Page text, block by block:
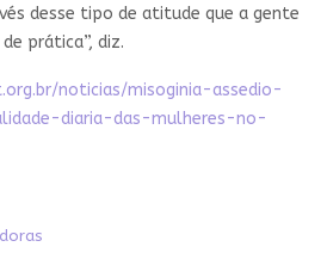
desse tipo de atitude que a gente
prática”, diz.
noticias/misoginia-assedio-
diaria-das-mulheres-no-